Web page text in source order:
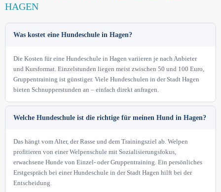
HAGEN
Was kostet eine Hundeschule in Hagen?
Die Kosten für eine Hundeschule in Hagen variieren je nach Anbieter
und Kursformat. Einzelstunden liegen meist zwischen 50 und 100 Euro,
Gruppentraining ist günstiger. Viele Hundeschulen in der Stadt Hagen
bieten Schnupperstunden an – einfach direkt anfragen.
Welche Hundeschule ist die richtige für meinen Hund in Hagen?
Das hängt vom Alter, der Rasse und dem Trainingsziel ab. Welpen
profitieren von einer Welpenschule mit Sozialisierungsfokus,
erwachsene Hunde von Einzel- oder Gruppentraining. Ein persönliches
Erstgespräch bei einer Hundeschule in der Stadt Hagen hilft bei der
Entscheidung.